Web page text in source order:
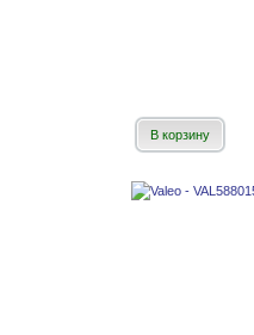
В корзину